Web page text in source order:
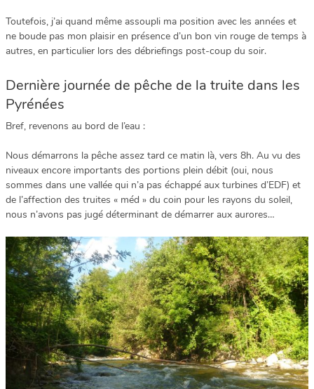
Toutefois, j’ai quand même assoupli ma position avec les années et
ne boude pas mon plaisir en présence d’un bon vin rouge de temps à
autres, en particulier lors des débriefings post-coup du soir.
Dernière journée de pêche de la truite dans les
Pyrénées
Bref, revenons au bord de l’eau :
Nous démarrons la pêche assez tard ce matin là, vers 8h. Au vu des
niveaux encore importants des portions plein débit (oui, nous
sommes dans une vallée qui n’a pas échappé aux turbines d’EDF) et
de l’affection des truites « méd » du coin pour les rayons du soleil,
nous n’avons pas jugé déterminant de démarrer aux aurores…